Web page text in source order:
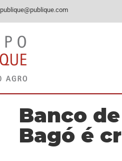
publique@publique.com
Banco
Bagó é